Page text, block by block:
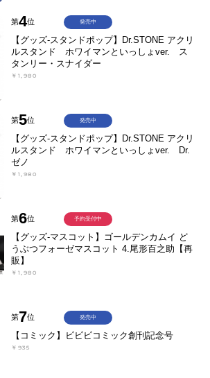
第4位
【グッズ-スタンドポップ】Dr.STONE アクリ
ルスタンド ホワイマンといっしょver. ス
タンリー・スナイダー
￥1,980
発売中
第5位
【グッズ-スタンドポップ】Dr.STONE アクリ
ルスタンド ホワイマンといっしょver. Dr.
ゼノ
￥1,980
発売中
第6位
【グッズ-マスコット】ゴールデンカムイ ど
うぶつフォーゼマスコット 4.尾形百之助【再
販】
￥1,980
予約受付中
第7位
【コミック】ビビビコミック創刊記念号
￥935
発売中